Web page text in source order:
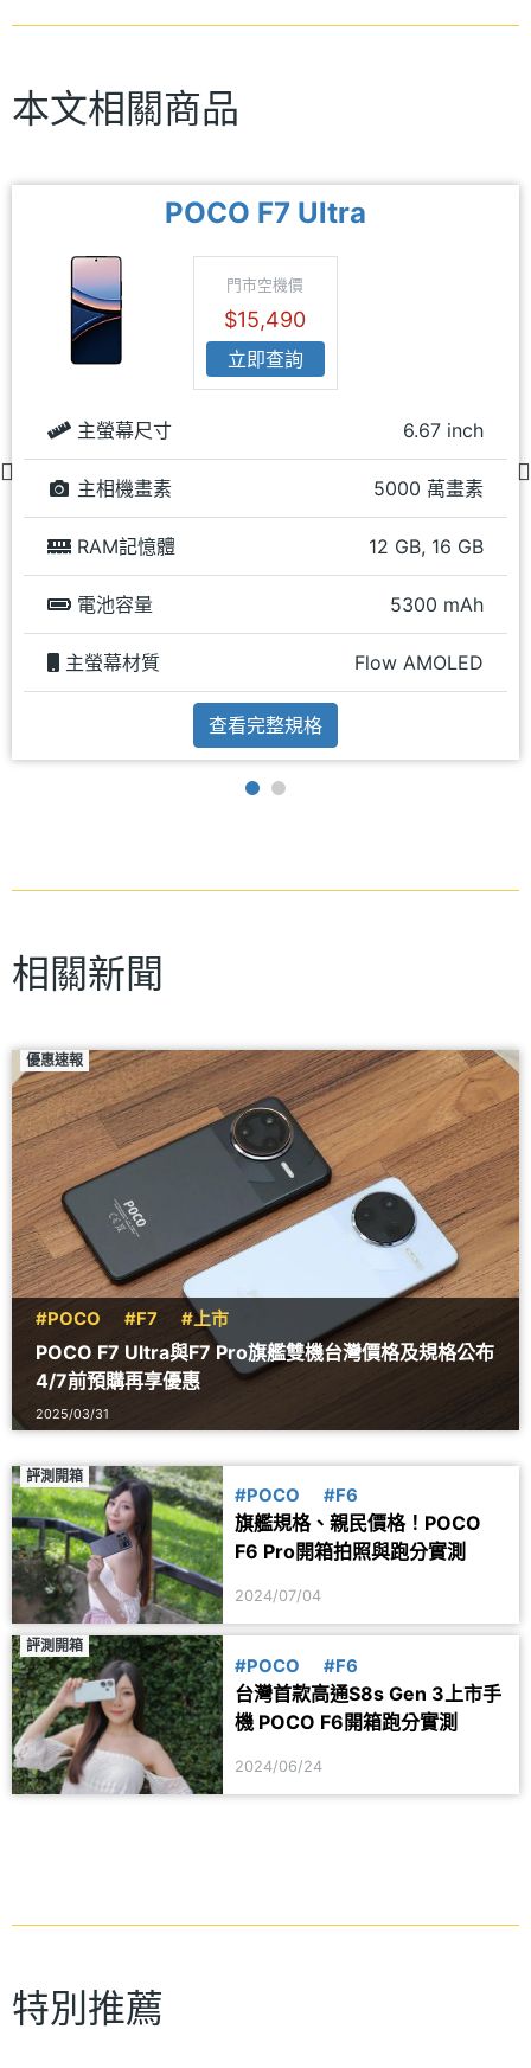
本文相關商品
POCO F7 Ultra
門市空機價
$15,490
立即查詢
主螢幕尺寸 6.67 inch
主相機畫素 5000 萬畫素
RAM記憶體 12 GB, 16 GB
電池容量 5300 mAh
主螢幕材質 Flow AMOLED
查看完整規格
相關新聞
優惠速報
#POCO #F7 #上市
POCO F7 Ultra與F7 Pro旗艦雙機台灣價格及規格公布
4/7前預購再享優惠
2025/03/31
評測開箱
#POCO #F6
旗艦規格、親民價格！POCO
F6 Pro開箱拍照與跑分實測
2024/07/04
評測開箱
#POCO #F6
台灣首款高通S8s Gen 3上市手
機 POCO F6開箱跑分實測
2024/06/24
特別推薦